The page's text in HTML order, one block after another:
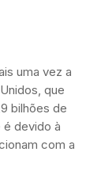
uma vez a
que
bilhões de
é devido à
com a